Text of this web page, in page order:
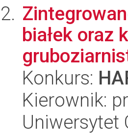
białek oraz
Konkurs:
Kierownik:
Uniwersytet